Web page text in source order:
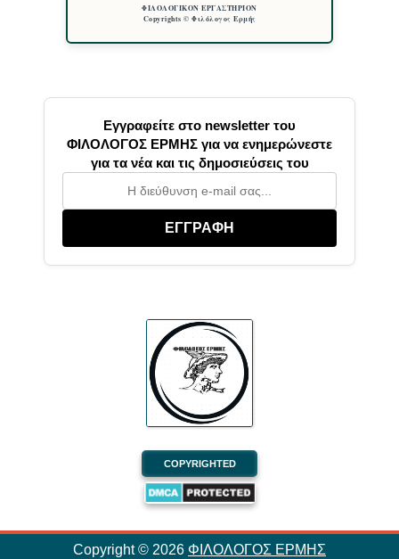
ΦΙΛΟΛΟΓΙΚΟΝ ΕΡΓΑΣΤΗΡΙΟΝ
Copyrights © Φιλόλογος Ερμής
Εγγραφείτε στο newsletter του
ΦΙΛΟΛΟΓΟΣ ΕΡΜΗΣ για να ενημερώνεστε
για τα νέα και τις δημοσιεύσεις του
ΕΓΓΡΑΦΗ
COPYRIGHTED
Copyright © 2026 ΦΙΛΟΛΟΓΟΣ ΕΡΜΗΣ